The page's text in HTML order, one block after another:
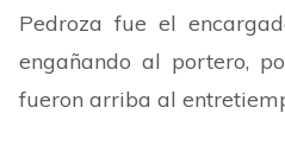
Pedroza fue el
engañando al portero,
fueron arriba al